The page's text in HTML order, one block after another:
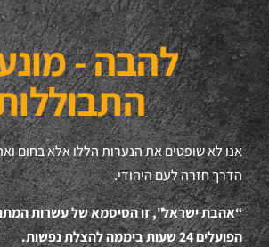
להבה -
אנו לא שופטים את הנערות הללו אלא בחום
הדרך חזרה לעם היהודי.
“אהבת ישראל", זו הסיסמא של עשרות
הפועלים 24 שעות ביממה להצלת נפשות.